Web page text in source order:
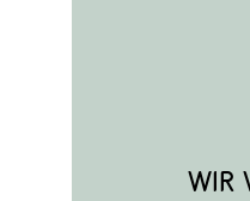
Wir